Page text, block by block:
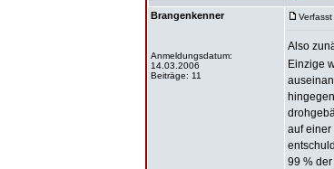
Brangenkenner
Anmeldungsdatum:
14.03.2006
Beiträge: 11
Also
Einzige
auf einer
99 %